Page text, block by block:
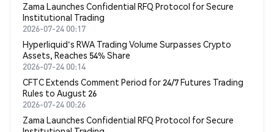
Zama Launches Confidential RFQ Protocol for Secure
Institutional Trading
2026-07-24 00:17
Hyperliquid's RWA Trading Volume Surpasses Crypto
Assets, Reaches 54% Share
2026-07-24 00:14
CFTC Extends Comment Period for 24/7 Futures Trading
Rules to August 26
2026-07-24 00:26
Zama Launches Confidential RFQ Protocol for Secure